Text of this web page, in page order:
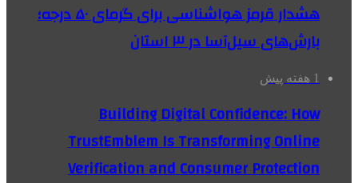
هشدار قرمز هواشناسی برای گرمای ۵۰ درجه؛
بارش‌های سیل‌آسا در ۳ استان
1 هفته پیش
Building Digital Confidence: How
TrustEmblem Is Transforming Online
Verification and Consumer Protection